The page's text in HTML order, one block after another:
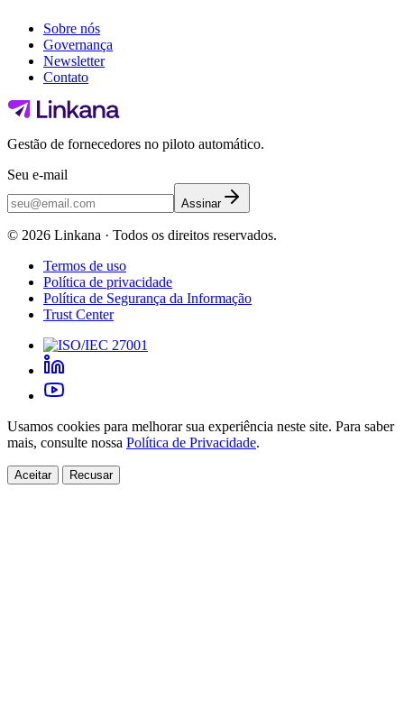
Sobre nós
Governança
Newsletter
Contato
Gestão de fornecedores no piloto automático.
Seu e-mail
Assinar
© 2026 Linkana · Todos os direitos reservados.
Termos de uso
Política de privacidade
Política de Segurança da Informação
Trust Center
Usamos cookies para melhorar sua experiência neste site. Para saber
mais, consulte nossa Política de Privacidade.
Aceitar Recusar